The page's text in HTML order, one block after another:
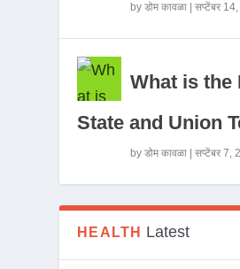
byडोम कावळा |सप्टेंबर
What is the
State and Union
byडोम कावळा |सप्टेंबर 7,
HEALTH Latest